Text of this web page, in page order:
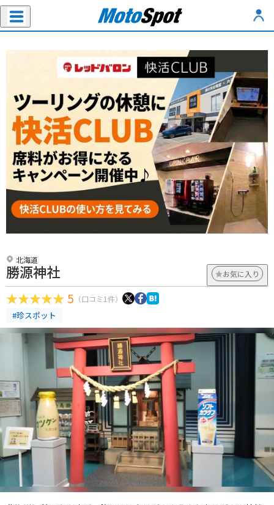
北海道
勝源神社 お気に入り
5 （口コミ1件）
#珍スポット